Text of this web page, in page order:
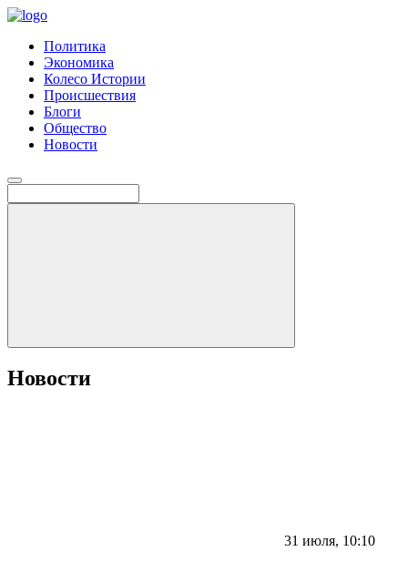
Политика
Экономика
Колесо Истории
Происшествия
Блоги
Общество
Новости
Новости
31 июля, 10:10